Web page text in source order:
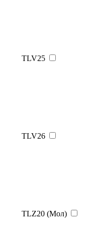
TLV25
TLV26
TLZ20 (Мол)